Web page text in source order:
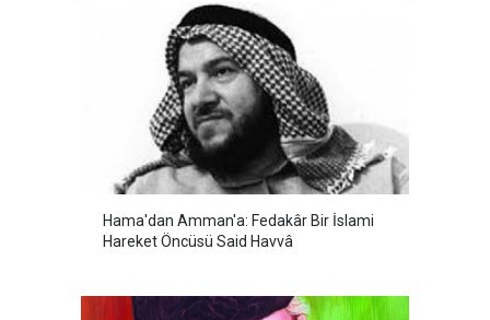
Hama'dan Amman'a: Fedakâr Bir İslami
Hareket Öncüsü Said Havvâ